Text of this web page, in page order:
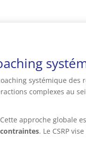
systémique des
complexes au
Cette approche globale
contraintes. Le CSRP vise